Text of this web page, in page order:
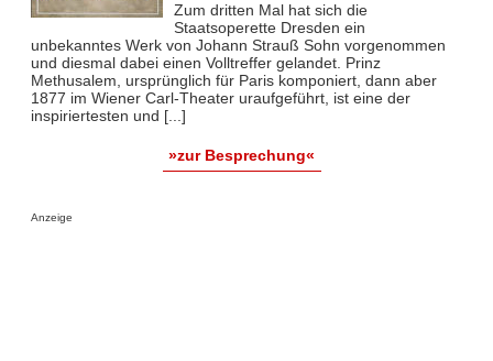
Zum dritten Mal hat sich die
Staatsoperette Dresden ein
unbekanntes Werk von Johann Strauß Sohn vorgenommen
und diesmal dabei einen Volltreffer gelandet. Prinz
Methusalem, ursprünglich für Paris komponiert, dann aber
1877 im Wiener Carl-Theater uraufgeführt, ist eine der
inspiriertesten und [...]
»zur Besprechung«
Anzeige